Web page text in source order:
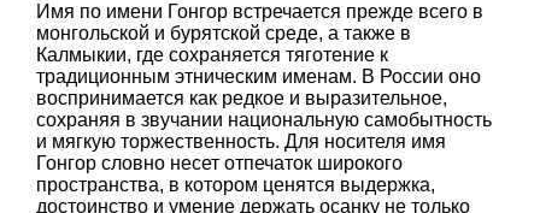
Имя по имени Гонгор встречается прежде всего в
монгольской и бурятской среде, а также в
Калмыкии, где сохраняется тяготение к
традиционным этническим именам. В России оно
воспринимается как редкое и выразительное,
сохраняя в звучании национальную самобытность
и мягкую торжественность. Для носителя имя
Гонгор словно несет отпечаток широкого
пространства, в котором ценятся выдержка,
достоинство и умение держать осанку не только